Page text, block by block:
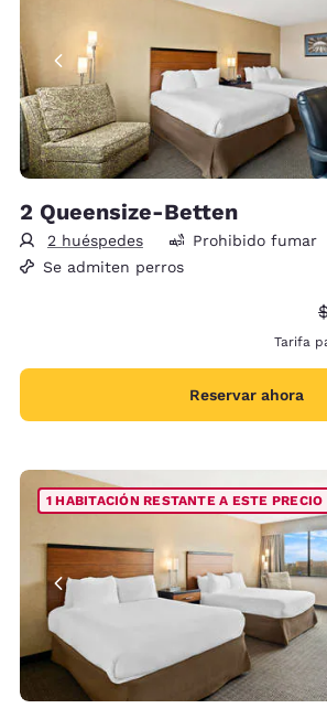
2 Queensize-Betten
2 huéspedes
34 metros cuadrados
Prohibido fumar
Se admiten perros
Tarifa
Reservar ahora
1 HABITACIÓN RESTANTE A ESTE PRECIO